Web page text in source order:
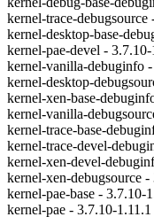
kernel-trace-debugsource
kernel-desktop-base-
kernel-pae-devel - 3.7.10-
kernel-vanilla-debuginfo -
kernel-desktop-
kernel-xen-base-
kernel-vanilla-
kernel-trace-base-
kernel-trace-devel-
kernel-xen-devel-
kernel-xen-debugsource -
kernel-pae-base - 3.7.10-
kernel-pae - 3.7.10-1.11.1